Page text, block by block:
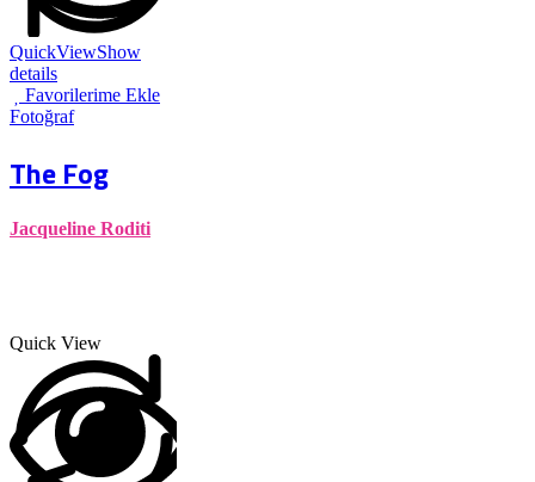
QuickViewShow
details
Favorilerime Ekle
Fotoğraf
The Fog
Jacqueline Roditi
Quick View